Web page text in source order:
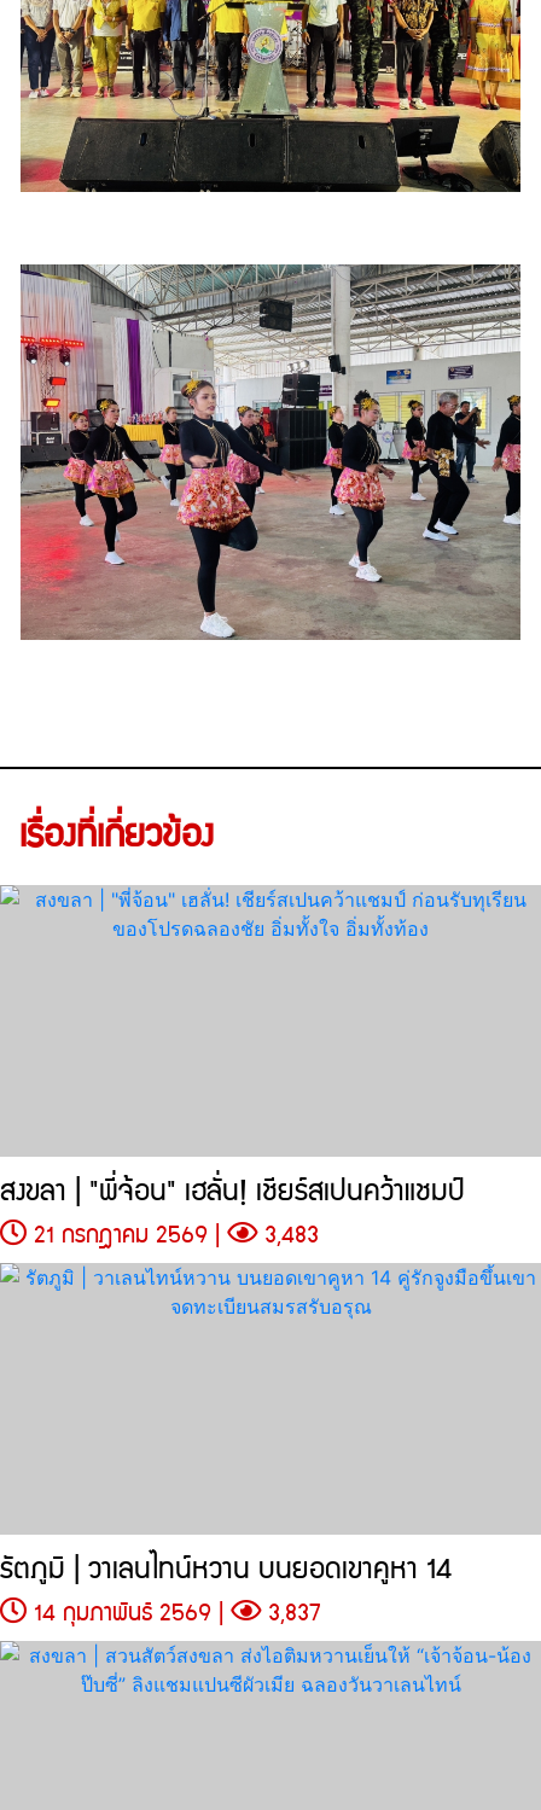
เรื่องที่เกี่ยวข้อง
สงขลา | "พี่จ้อน" เฮลั่น! เชียร์สเปนคว้าแชมป์
21 กรกฎาคม 2569 | 3,483
รัตภูมิ | วาเลนไทน์หวาน บนยอดเขาคูหา 14
14 กุมภาพันธ์ 2569 | 3,837